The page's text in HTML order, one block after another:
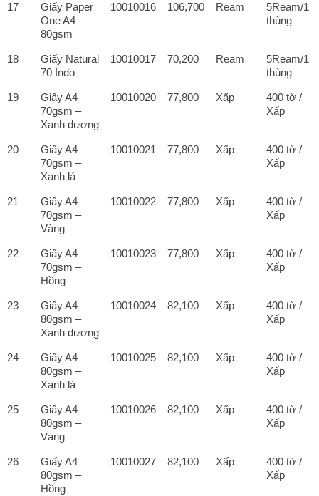
17
Giấy Paper
One A4
80gsm
10010016 106,700 Ream
5Ream/1
thùng
18
Giấy Natural
70 Indo
10010017 70,200 Ream
5Ream/1
thùng
19
Giấy A4
70gsm –
Xanh dương
10010020 77,800 Xấp
400 tờ /
Xấp
20
Giấy A4
70gsm –
Xanh lá
10010021 77,800 Xấp
400 tờ /
Xấp
21
Giấy A4
70gsm –
Vàng
10010022 77,800 Xấp
400 tờ /
Xấp
22
Giấy A4
70gsm –
Hồng
10010023 77,800 Xấp
400 tờ /
Xấp
23
Giấy A4
80gsm –
Xanh dương
10010024 82,100 Xấp
400 tờ /
Xấp
24
Giấy A4
80gsm –
Xanh lá
10010025 82,100 Xấp
400 tờ /
Xấp
25
Giấy A4
80gsm –
Vàng
10010026 82,100 Xấp
400 tờ /
Xấp
26
Giấy A4
80gsm –
Hồng
10010027 82,100 Xấp
400 tờ /
Xấp